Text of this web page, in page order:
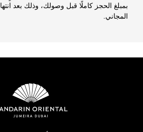
بمبلغ الحجز كاملًا قبل وصولك، وذلك بعد
المجاني.